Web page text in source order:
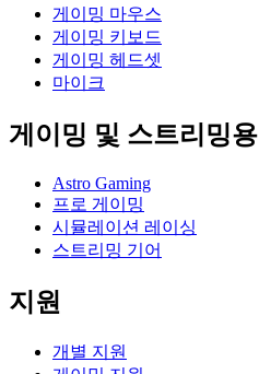
게이밍 마우스
게이밍 키보드
게이밍 헤드셋
마이크
게이밍 및 스트리밍용
Astro Gaming
프로 게이밍
시뮬레이션 레이싱
스트리밍 기어
지원
개별 지원